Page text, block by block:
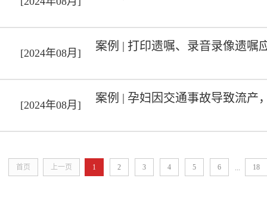
[2024年08月]
案例 | 打印遗嘱、录音录像遗嘱
[2024年08月]
案例 | 孕妇因交通事故导致流产
首页 上一页 1 2 3 4 5 6 18